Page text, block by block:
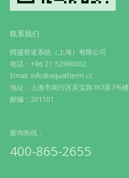
联系我们
阔盛管道系统（上海）有限公司
电话：+86 21 52986002
Email: info@aquatherm.cc
地址：上海市闵行区吴宝路767弄7号楼
邮编：201101
垂询热线：
400-865-2655